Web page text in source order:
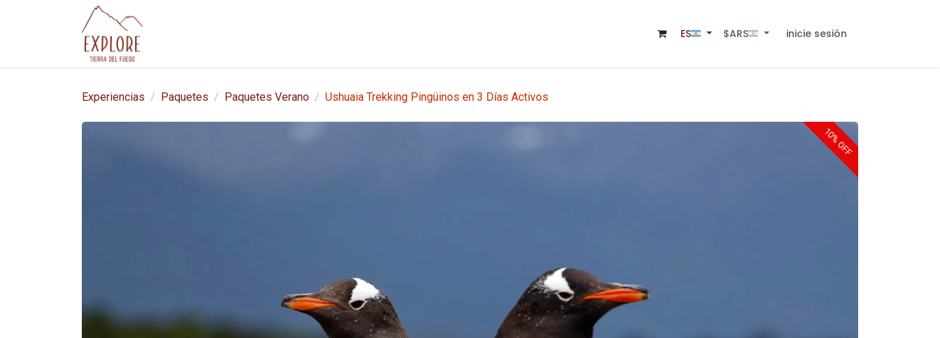
ES🇦🇷 $ARS🇦🇷 inicie sesión
Experiencias Paquetes Paquetes Verano Ushuaia Trekking Pingüinos en 3 Días Activos
10% OFF
10% OFF